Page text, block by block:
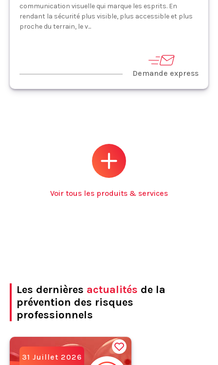
communication visuelle qui marque les esprits. En
rendant la sécurité plus visible, plus accessible et plus
proche du terrain, le v...
Demande express
Voir tous les produits & services
Les dernières actualités de la
prévention des risques
professionnels
31 Juillet 2026